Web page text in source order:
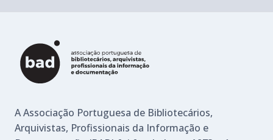
A Associação Portuguesa de Bibliotecários,
Arquivistas, Profissionais da Informação e